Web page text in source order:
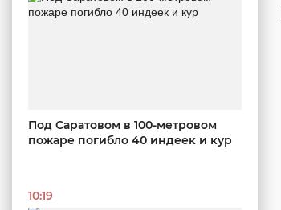
Под Саратовом в 100-метровом
пожаре погибло 40 индеек и кур
10:19